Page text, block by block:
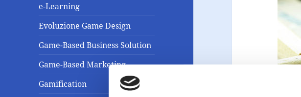
e-Learning
Evoluzione Game Design
Game-Based Business Solution
Game-Based Marketing
Gamification